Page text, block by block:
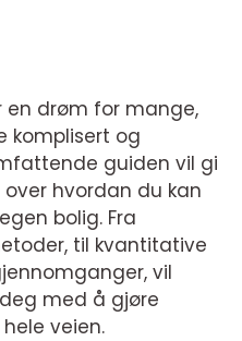
en drøm for mange,
komplisert og
guiden vil gi
hvordan du kan
bolig. Fra
til kvantitative
vil
med å gjøre
veien.